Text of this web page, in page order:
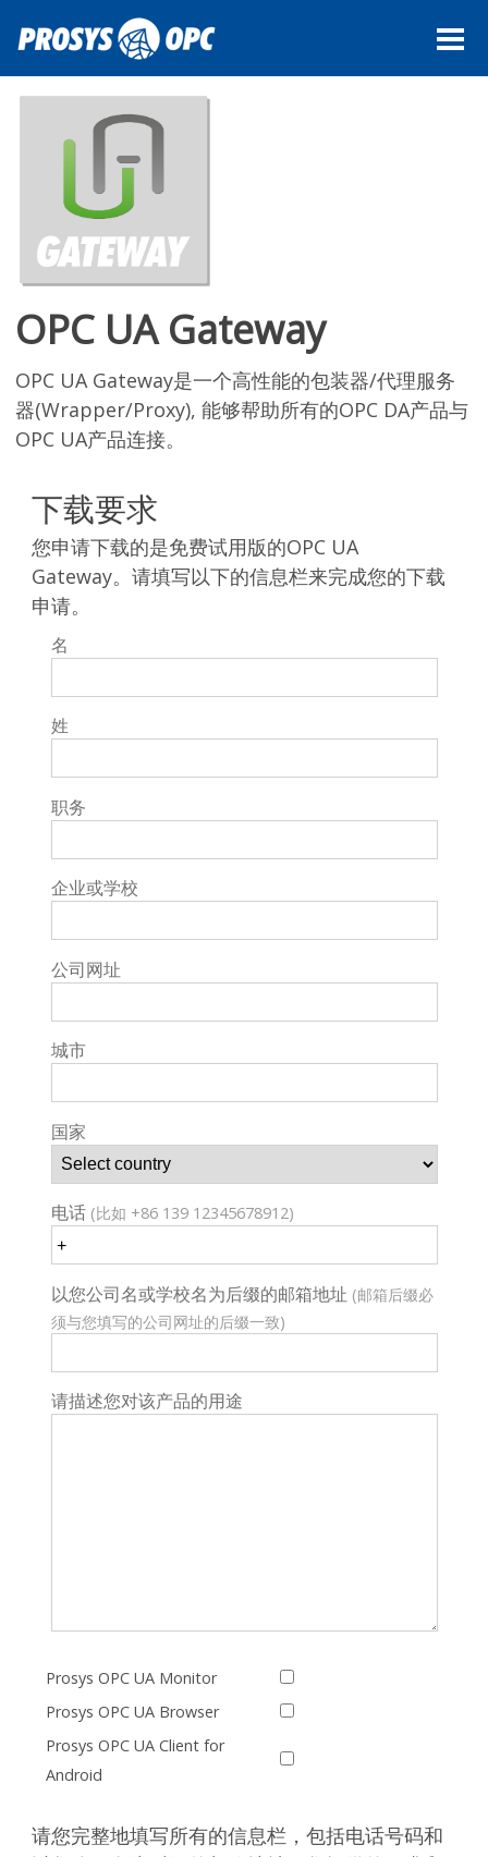
专业服务
ENGLISH
OPC UA Gateway
OPC UA Gateway是一个高性能的包装器/代理服务
器(Wrapper/Proxy), 能够帮助所有的OPC DA产品与
OPC UA产品连接。
下载要求
您申请下载的是免费试用版的OPC UA
Gateway。请填写以下的信息栏来完成您的下载
申请。
名
姓
职务
企业或学校
公司网址
城市
国家
电话 (比如 +86 139 12345678912)
以您公司名或学校名为后缀的邮箱地址 (邮箱后缀必
须与您填写的公司网址的后缀一致)
请描述您对该产品的用途
Prosys OPC UA Monitor
Prosys OPC UA Browser
Prosys OPC UA Client for
Android
请您完整地填写所有的信息栏，包括电话号码和